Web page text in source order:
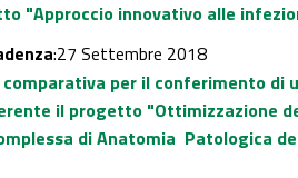
"Approccio innovativo alle
:27 Settembre 2018
per il conferimento di
il progetto "Ottimizzazione
di Anatomia Patologica